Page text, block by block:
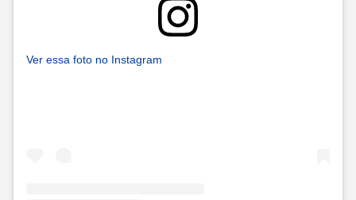
Ver essa foto no Instagram